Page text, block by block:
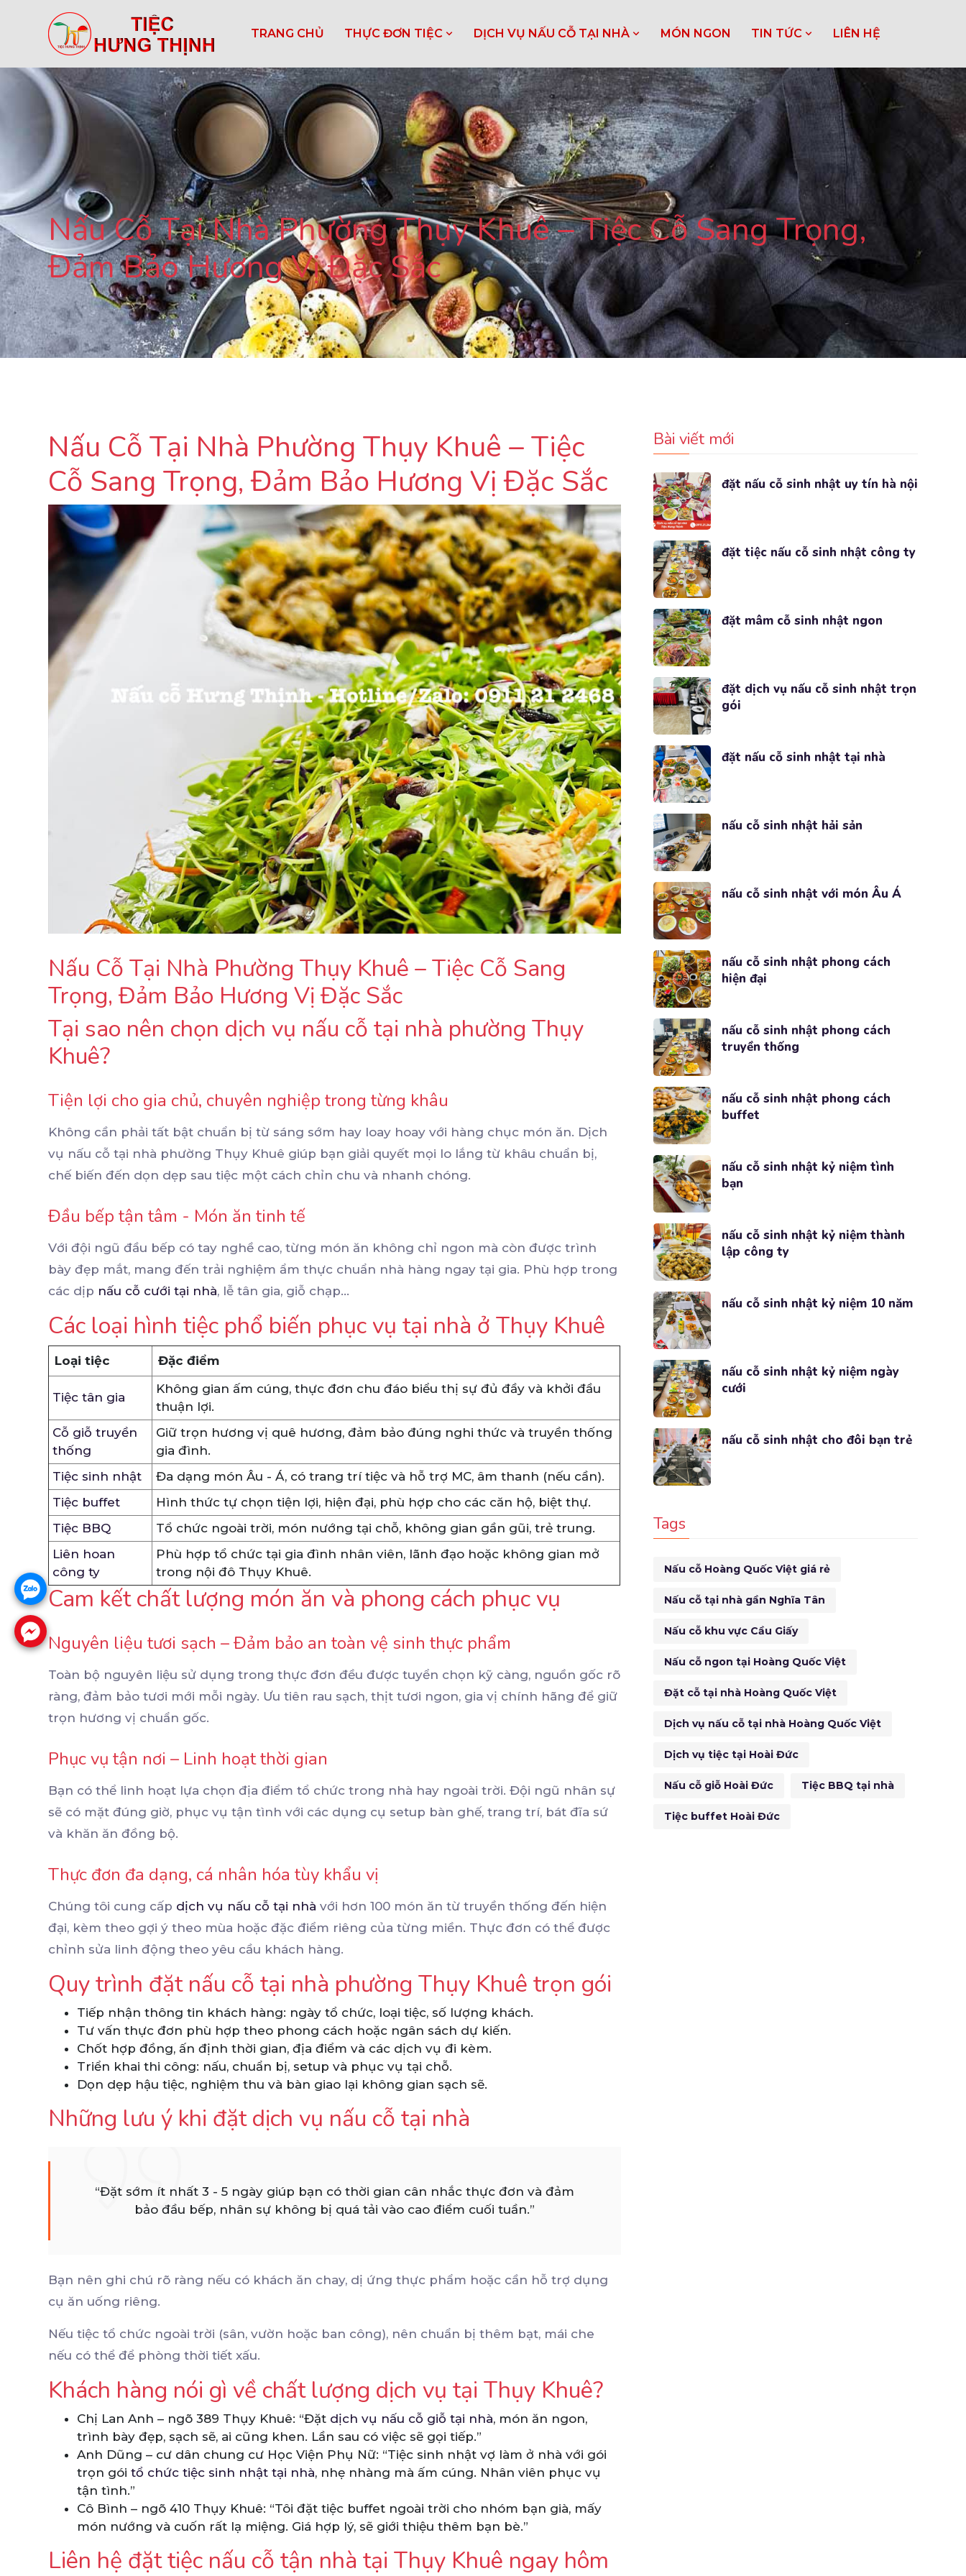
TRANG CHỦ THỰC ĐƠN TIỆC DỊCH VỤ NẤU CỖ TẠI NHÀ MÓN NGON TIN TỨC LIÊN HỆ
Nấu Cỗ Tại Nhà Phường Thụy Khuê – Tiệc Cỗ Sang Trọng,
Đảm Bảo Hương Vị Đặc Sắc
Nấu Cỗ Tại Nhà Phường Thụy Khuê – Tiệc
Cỗ Sang Trọng, Đảm Bảo Hương Vị Đặc Sắc
Nấu Cỗ Tại Nhà Phường Thụy Khuê – Tiệc Cỗ Sang
Trọng, Đảm Bảo Hương Vị Đặc Sắc
Tại sao nên chọn dịch vụ nấu cỗ tại nhà phường Thụy
Khuê?
Tiện lợi cho gia chủ, chuyên nghiệp trong từng khâu
Không cần phải tất bật chuẩn bị từ sáng sớm hay loay hoay với hàng chục món ăn. Dịch
vụ nấu cỗ tại nhà phường Thụy Khuê giúp bạn giải quyết mọi lo lắng từ khâu chuẩn bị,
chế biến đến dọn dẹp sau tiệc một cách chỉn chu và nhanh chóng.
Đầu bếp tận tâm - Món ăn tinh tế
Với đội ngũ đầu bếp có tay nghề cao, từng món ăn không chỉ ngon mà còn được trình
bày đẹp mắt, mang đến trải nghiệm ẩm thực chuẩn nhà hàng ngay tại gia. Phù hợp trong
các dịp nấu cỗ cưới tại nhà, lễ tân gia, giỗ chạp…
Các loại hình tiệc phổ biến phục vụ tại nhà ở Thụy Khuê
Loại tiệc Đặc điểm
Tiệc tân gia
Không gian ấm cúng, thực đơn chu đáo biểu thị sự đủ đầy và khởi đầu
thuận lợi.
Cỗ giỗ truyền
thống
Giữ trọn hương vị quê hương, đảm bảo đúng nghi thức và truyền thống
gia đình.
Tiệc sinh nhật
Đa dạng món Âu - Á, có trang trí tiệc và hỗ trợ MC, âm thanh (nếu cần).
Tiệc buffet
Hình thức tự chọn tiện lợi, hiện đại, phù hợp cho các căn hộ, biệt thự.
Tiệc BBQ
Tổ chức ngoài trời, món nướng tại chỗ, không gian gần gũi, trẻ trung.
Liên hoan
công ty
Phù hợp tổ chức tại gia đình nhân viên, lãnh đạo hoặc không gian mở
trong nội đô Thụy Khuê.
Cam kết chất lượng món ăn và phong cách phục vụ
Nguyên liệu tươi sạch – Đảm bảo an toàn vệ sinh thực phẩm
Toàn bộ nguyên liệu sử dụng trong thực đơn đều được tuyển chọn kỹ càng, nguồn gốc rõ
ràng, đảm bảo tươi mới mỗi ngày. Ưu tiên rau sạch, thịt tươi ngon, gia vị chính hãng để giữ
trọn hương vị chuẩn gốc.
Phục vụ tận nơi – Linh hoạt thời gian
Bạn có thể linh hoạt lựa chọn địa điểm tổ chức trong nhà hay ngoài trời. Đội ngũ nhân sự
sẽ có mặt đúng giờ, phục vụ tận tình với các dụng cụ setup bàn ghế, trang trí, bát đĩa sứ
và khăn ăn đồng bộ.
Thực đơn đa dạng, cá nhân hóa tùy khẩu vị
Chúng tôi cung cấp dịch vụ nấu cỗ tại nhà với hơn 100 món ăn từ truyền thống đến hiện
đại, kèm theo gợi ý theo mùa hoặc đặc điểm riêng của từng miền. Thực đơn có thể được
chỉnh sửa linh động theo yêu cầu khách hàng.
Quy trình đặt nấu cỗ tại nhà phường Thụy Khuê trọn gói
Tiếp nhận thông tin khách hàng: ngày tổ chức, loại tiệc, số lượng khách.
Tư vấn thực đơn phù hợp theo phong cách hoặc ngân sách dự kiến.
Chốt hợp đồng, ấn định thời gian, địa điểm và các dịch vụ đi kèm.
Triển khai thi công: nấu, chuẩn bị, setup và phục vụ tại chỗ.
Dọn dẹp hậu tiệc, nghiệm thu và bàn giao lại không gian sạch sẽ.
Những lưu ý khi đặt dịch vụ nấu cỗ tại nhà
“Đặt sớm ít nhất 3 - 5 ngày giúp bạn có thời gian cân nhắc thực đơn và đảm
bảo đầu bếp, nhân sự không bị quá tải vào cao điểm cuối tuần.”
Bạn nên ghi chú rõ ràng nếu có khách ăn chay, dị ứng thực phẩm hoặc cần hỗ trợ dụng
cụ ăn uống riêng.
Nếu tiệc tổ chức ngoài trời (sân, vườn hoặc ban công), nên chuẩn bị thêm bạt, mái che
nếu có thể để phòng thời tiết xấu.
Khách hàng nói gì về chất lượng dịch vụ tại Thụy Khuê?
Chị Lan Anh – ngõ 389 Thụy Khuê: “Đặt dịch vụ nấu cỗ giỗ tại nhà, món ăn ngon,
trình bày đẹp, sạch sẽ, ai cũng khen. Lần sau có việc sẽ gọi tiếp.”
Anh Dũng – cư dân chung cư Học Viện Phụ Nữ: “Tiệc sinh nhật vợ làm ở nhà với gói
trọn gói tổ chức tiệc sinh nhật tại nhà, nhẹ nhàng mà ấm cúng. Nhân viên phục vụ
tận tình.”
Cô Bình – ngõ 410 Thụy Khuê: “Tôi đặt tiệc buffet ngoài trời cho nhóm bạn già, mấy
món nướng và cuốn rất lạ miệng. Giá hợp lý, sẽ giới thiệu thêm bạn bè.”
Liên hệ đặt tiệc nấu cỗ tận nhà tại Thụy Khuê ngay hôm
Bài viết mới
đặt nấu cỗ sinh nhật uy tín hà nội
đặt tiệc nấu cỗ sinh nhật công ty
đặt mâm cỗ sinh nhật ngon
đặt dịch vụ nấu cỗ sinh nhật trọn
gói
đặt nấu cỗ sinh nhật tại nhà
nấu cỗ sinh nhật hải sản
nấu cỗ sinh nhật với món Âu Á
nấu cỗ sinh nhật phong cách
hiện đại
nấu cỗ sinh nhật phong cách
truyền thống
nấu cỗ sinh nhật phong cách
buffet
nấu cỗ sinh nhật kỷ niệm tình
bạn
nấu cỗ sinh nhật kỷ niệm thành
lập công ty
nấu cỗ sinh nhật kỷ niệm 10 năm
nấu cỗ sinh nhật kỷ niệm ngày
cưới
nấu cỗ sinh nhật cho đôi bạn trẻ
Tags
Nấu cỗ Hoàng Quốc Việt giá rẻ
Nấu cỗ tại nhà gần Nghĩa Tân
Nấu cỗ khu vực Cầu Giấy
Nấu cỗ ngon tại Hoàng Quốc Việt
Đặt cỗ tại nhà Hoàng Quốc Việt
Dịch vụ nấu cỗ tại nhà Hoàng Quốc Việt
Dịch vụ tiệc tại Hoài Đức
Nấu cỗ giỗ Hoài Đức Tiệc BBQ tại nhà
Tiệc buffet Hoài Đức